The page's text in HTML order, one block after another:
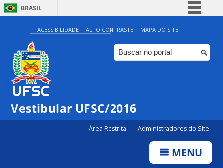
BRASIL
Simplifique!
Comunica BR
Participe
ACESSIBILIDADE ALTO CONTRASTE MAPA DO SITE
Vestibular UFSC/2016
Área Restrita Administradores do Site
MENU